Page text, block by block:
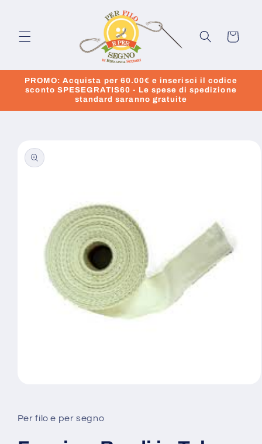
Carrello
PROMO: Acquista per 60.00€ e inserisci il codice
sconto SPESEGRATIS60 - Le spese di spedizione
standard saranno gratuite
informazioni
sul prodotto
1
in
modale
Per filo e per segno